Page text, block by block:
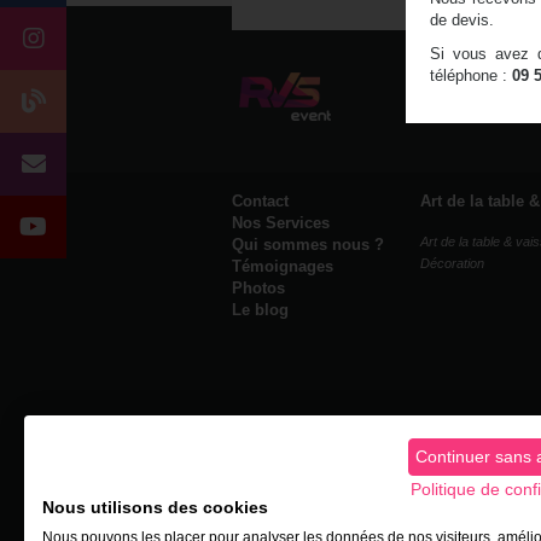
RVS Event -
Contact
Nos Services
Qui sommes nous ?
Témoignages
Photos
Le blog
Art de la table
Art de la table &
Décoration
de devis.
Si vous avez
téléphone : 09
Continuer sans
Politique de
Nous utilisons des cookies
Nous pouvons les placer pour analyser les données de nos visiteurs,